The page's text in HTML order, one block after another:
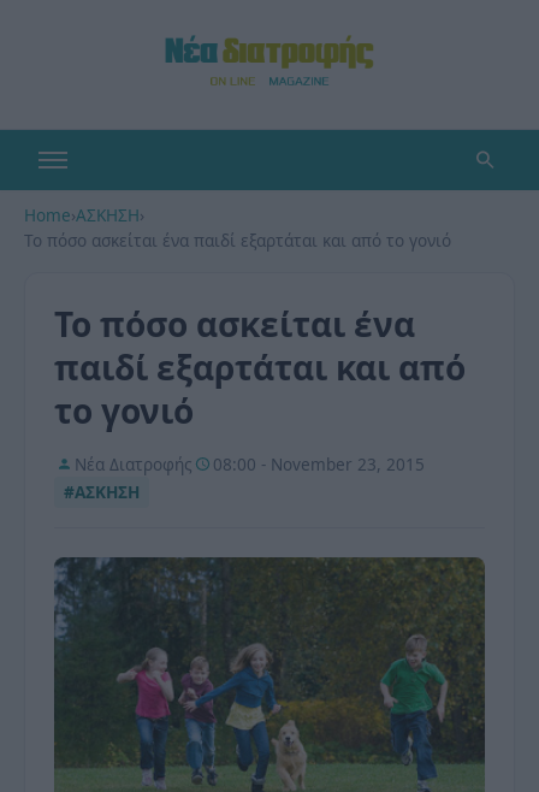
Home›ΑΣΚΗΣΗ›
Το πόσο ασκείται ένα παιδί εξαρτάται και από το γονιό
Το πόσο ασκείται ένα
παιδί εξαρτάται και από
το γονιό
Νέα Διατροφής
08:00 - November 23, 2015
#ΑΣΚΗΣΗ